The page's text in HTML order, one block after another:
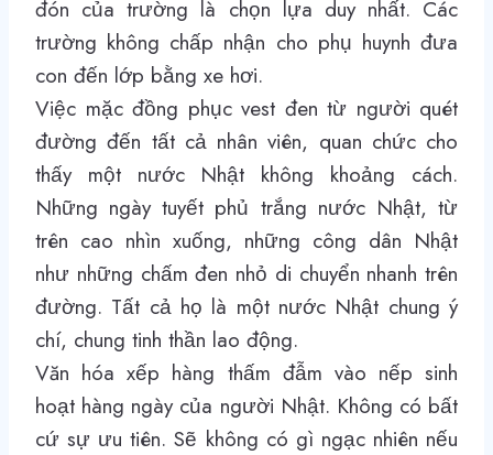
đón của trường là chọn lựa duy nhất. Các
trường không chấp nhận cho phụ huynh đưa
con đến lớp bằng xe hơi.
Việc mặc đồng phục vest đen từ người quét
đường đến tất cả nhân viên, quan chức cho
thấy một nước Nhật không khoảng cách.
Những ngày tuyết phủ trắng nước Nhật, từ
trên cao nhìn xuống, những công dân Nhật
như những chấm đen nhỏ di chuyển nhanh trên
đường. Tất cả họ là một nước Nhật chung ý
chí, chung tinh thần lao động.
Văn hóa xếp hàng thấm đẫm vào nếp sinh
hoạt hàng ngày của người Nhật. Không có bất
cứ sự ưu tiên. Sẽ không có gì ngạc nhiên nếu